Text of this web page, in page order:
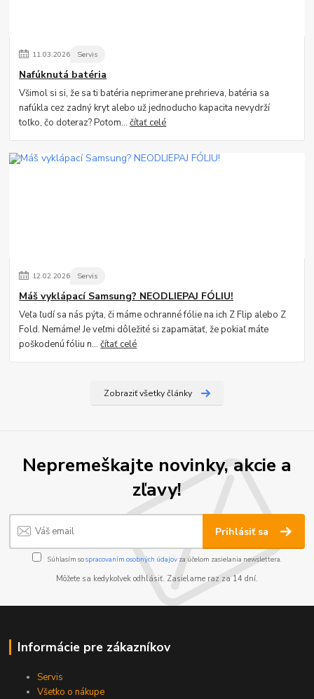
11.03.2026 Servis
Nafúknutá batéria
Všimol si si, že sa ti batéria neprimerane prehrieva, batéria sa
nafúkla cez zadný kryt alebo už jednoducho kapacita nevydrží
toľko, čo doteraz? Potom...čítať celé
12.02.2026 Servis
Máš vyklápací Samsung? NEODLIEPAJ FÓLIU!
Veľa ľudí sa nás pýta, či máme ochranné fólie na ich Z Flip alebo Z
Fold. Nemáme! Je veľmi dôležité si zapamätať, že pokiaľ máte
poškodenú fóliu n...čítať celé
Zobraziť všetky články
Nepremeškajte novinky, akcie a
zľavy!
Prihlásiť sa
Súhlasím sospracovaním osobných údajov za účelom zasielania newslettera.
Môžete sa kedykoľvek odhlásiť. Zasielame raz za 14 dní.
Informácie pre zákazníkov
Servis
Všetko o nákupe